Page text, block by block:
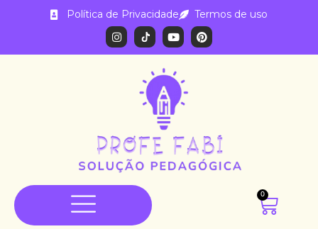
Política de Privacidade Termos de uso
0